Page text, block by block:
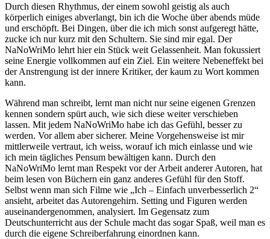
Durch diesen Rhythmus, der einem sowohl geistig als auch
körperlich einiges abverlangt, bin ich die Woche über abends müde
und erschöpft. Bei Dingen, über die ich mich sonst aufgeregt hätte,
zucke ich nur kurz mit den Schultern. Sie sind mir egal. Der
NaNoWriMo lehrt hier ein Stück weit Gelassenheit. Man fokussiert
seine Energie vollkommen auf ein Ziel. Ein weitere Nebeneffekt bei
der Anstrengung ist der innere Kritiker, der kaum zu Wort kommen
kann.
Während man schreibt, lernt man nicht nur seine eigenen Grenzen
kennen sondern spürt auch, wie sich diese weiter verschieben
lassen. Mit jedem NaNoWriMo habe ich das Gefühl, besser zu
werden. Vor allem aber sicherer. Meine Vorgehensweise ist mir
mittlerweile vertraut, ich weiss, worauf ich mich einlasse und wie
ich mein tägliches Pensum bewältigen kann. Durch den
NaNoWriMo lernt man Respekt vor der Arbeit anderer Autoren, hat
beim lesen von Büchern ein ganz anderes Gefühl für den Stoff.
Selbst wenn man sich Filme wie „Ich – Einfach unverbesserlich 2“
ansieht, arbeitet das Autorengehirn. Setting und Figuren werden
auseinandergenommen, analysiert. Im Gegensatz zum
Deutschunterricht aus der Schule macht das sogar Spaß, weil man es
durch die eigene Schreiberfahrung einordnen kann.